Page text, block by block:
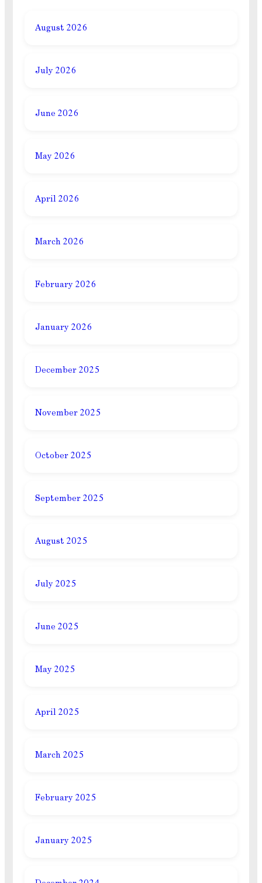
August 2026
July 2026
June 2026
May 2026
April 2026
March 2026
February 2026
January 2026
December 2025
November 2025
October 2025
September 2025
August 2025
July 2025
June 2025
May 2025
April 2025
March 2025
February 2025
January 2025